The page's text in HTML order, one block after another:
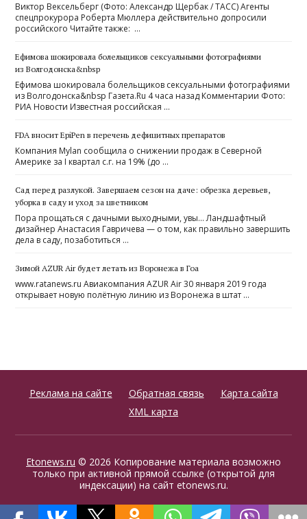
Виктор Вексельберг (Фото: Александр Щербак / ТАСС) Агенты
спецпрокурора Роберта Мюллера действительно допросили
российского Читайте также: …
Ефимова шокировала болельщиков сексуальными фотографиями
из Волгодонска&nbsp
Ефимова шокировала болельщиков сексуальными фотографиями
из Волгодонска&nbsp Газета.Ru 4 часа назад Комментарии Фото:
РИА Новости Известная российская …
FDA вносит EpiPen в перечень дефицитных препаратов
Компания Mylan сообщила о снижении продаж в Северной
Америке за I квартал с.г. на 19% (до …
Cад перед разлукой. Завершаем сезон на даче: обрезка деревьев,
уборка в саду и уход за цветником
Пора прощаться с дачными выходными, увы… Ландшафтный
дизайнер Анастасия Гавричева — о том, как правильно завершить
дела в саду, позаботиться …
Зимой AZUR Аir будет летать из Воронежа в Гоа
www.ratanews.ru Авиакомпания AZUR Air 30 января 2019 года
открывает новую полётную линию из Воронежа в штат …
Реклама на сайте Обратная связь
Карта сайта
XML карта
Etonews.ru © 2026 Копирование материала возможно
только при активной прямой ссылке (открытой для
индексации) на сайт etonews.ru.